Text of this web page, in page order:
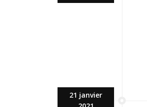
21 janvier